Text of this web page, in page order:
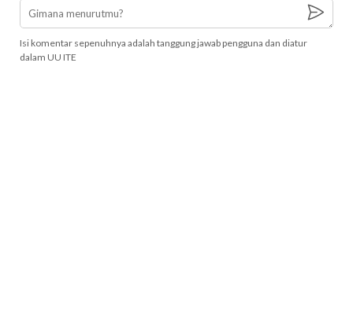
Isi komentar sepenuhnya adalah tanggung jawab pengguna dan diatur
dalam UU ITE